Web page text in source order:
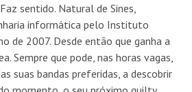
sentido. Natural de Sines,
informática pelo Instituto
de 2007. Desde então que ganha a
Sempre que pode, nas horas vagas,
suas bandas preferidas, a descobrir